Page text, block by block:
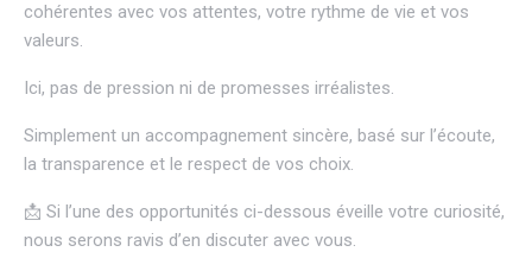
cohérentes avec vos attentes, votre rythme de vie et vos
valeurs.
Ici, pas de pression ni de promesses irréalistes.
Simplement un accompagnement sincère, basé sur l’écoute,
la transparence et le respect de vos choix.
📩 Si l’une des opportunités ci-dessous éveille votre curiosité,
nous serons ravis d’en discuter avec vous.